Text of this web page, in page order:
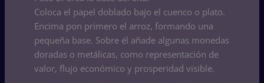
Coloca el papel doblado bajo el cuenco o plato.
Encima pon primero el arroz, formando una
pequeña base. Sobre él añade algunas monedas
doradas o metálicas, como representación de
valor, flujo económico y prosperidad visible.